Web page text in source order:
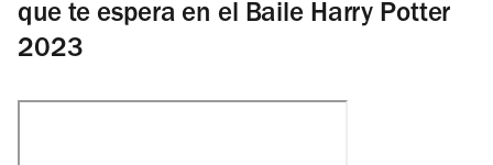
que te espera en el Baile Harry Potter
2023